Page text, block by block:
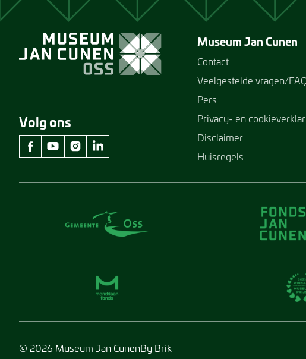
Volg ons
facebook Museum Jan Cunen
youtube Museum Jan Cunen
instagram Museum Jan Cunen
linkedin Museum Jan Cunen
Museum Jan Cunen
Contact
Veelgestelde vragen/
Pers
Privacy- en
Disclaimer
Huisregels
© 2026 Museum Jan CunenBy Brik